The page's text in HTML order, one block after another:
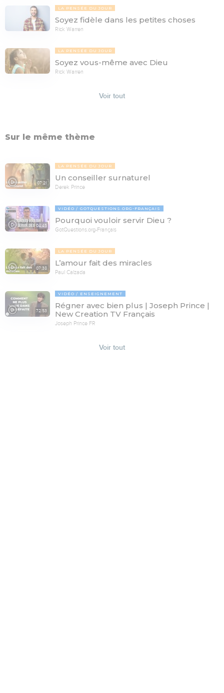
LA PENSÉE DU JOUR
Soyez fidèle dans les petites choses
Rick Warren
LA PENSÉE DU JOUR
Soyez vous-même avec Dieu
Rick Warren
Voir tout
Sur le même thème
07:21
LA PENSÉE DU JOUR
Un conseiller surnaturel
Derek Prince
04:45
VIDÉO GOTQUESTIONS.ORG-FRANÇAIS
Pourquoi vouloir servir Dieu ?
GotQuestions.org-Français
07:38
LA PENSÉE DU JOUR
L’amour fait des miracles
Paul Calzada
72:53
VIDÉO ENSEIGNEMENT
Régner avec bien plus | Joseph Prince |
New Creation TV Français
Joseph Prince FR
Voir tout